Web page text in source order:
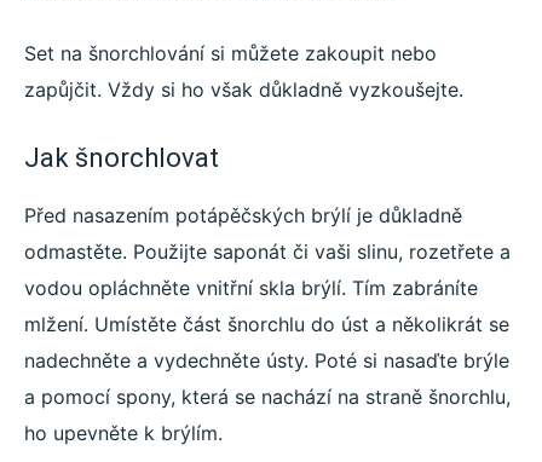
Set na šnorchlování si můžete zakoupit nebo
zapůjčit. Vždy si ho však důkladně vyzkoušejte.
Jak šnorchlovat
Před nasazením potápěčských brýlí je důkladně
odmastěte. Použijte saponát či vaši slinu, rozetřete a
vodou opláchněte vnitřní skla brýlí. Tím zabráníte
mlžení. Umístěte část šnorchlu do úst a několikrát se
nadechněte a vydechněte ústy. Poté si nasaďte brýle
a pomocí spony, která se nachází na straně šnorchlu,
ho upevněte k brýlím.